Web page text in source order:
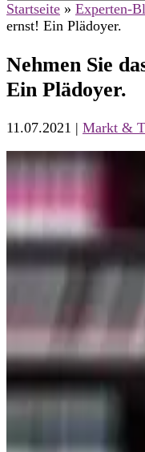
Startseite » Experten-
ernst! Ein Plädoyer.
Nehmen Sie
Ein Plädoyer.
11.07.2021 | Markt &